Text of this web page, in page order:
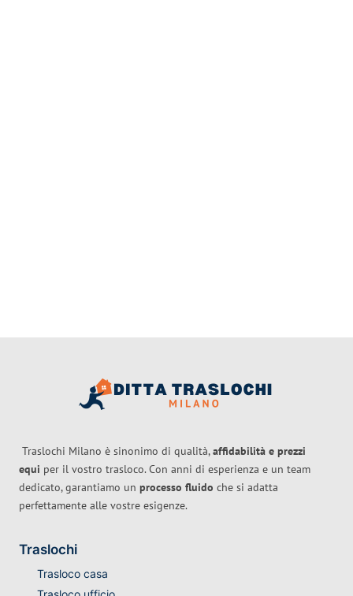
Traslochi Milano è sinonimo di qualità,affidabilità e prezzi
equi per il vostro trasloco. Con anni di esperienza e un team
dedicato, garantiamo un processo fluido che si adatta
perfettamente alle vostre esigenze.
Traslochi
Trasloco casa